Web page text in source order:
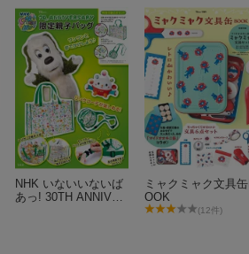
NHK いないいないば
あっ! 30TH ANNIVER
ミャクミャク文具
OOK
(12件)